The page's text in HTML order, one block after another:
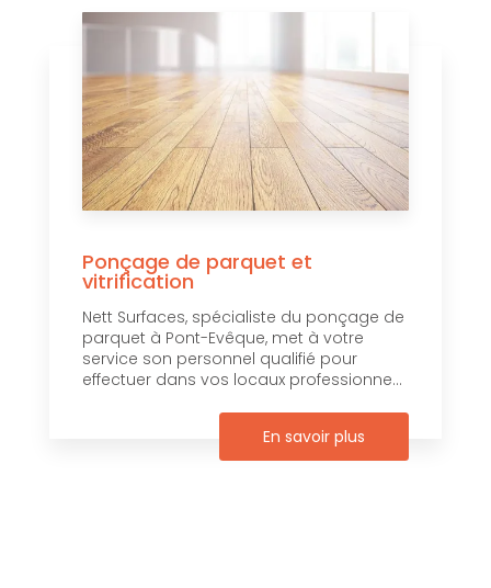
Ponçage de parquet et
vitrification
Nett Surfaces, spécialiste du ponçage de
parquet à Pont-Evêque, met à votre
service son personnel qualifié pour
effectuer dans vos locaux professionne...
En savoir plus